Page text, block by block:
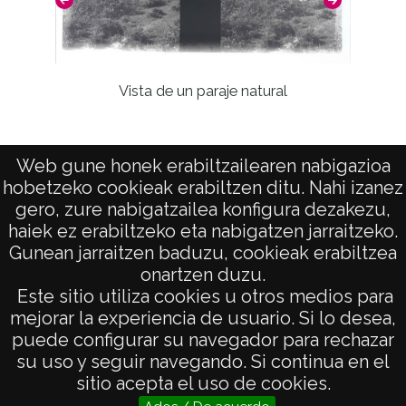
Web gune honek erabiltzailearen nabigazioa
hobetzeko cookieak erabiltzen ditu. Nahi izanez
gero, zure nabigatzailea konfigura dezakezu,
haiek ez erabiltzeko eta nabigatzen jarraitzeko.
Gunean jarraitzen baduzu, cookieak erabiltzea
onartzen duzu.
Este sitio utiliza cookies u otros medios para
mejorar la experiencia de usuario. Si lo desea,
puede configurar su navegador para rechazar
su uso y seguir navegando. Si continua en el
sitio acepta el uso de cookies.
Vista de un paraje natural
AVISO LEGAL
POLÍTICA DE PRIVACIDAD
ACCESIBILIDAD
ATENCIÓN CIUDADANA